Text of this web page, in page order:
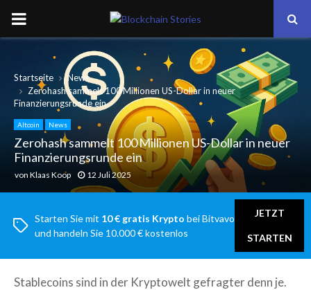
PRIMARY
MENU
Startseite
News
Zerohash sammelt 100 Millionen US-Dollar in neuer
Finanzierungsrunde ein
Altcoin News
Zerohash sammelt 100 Millionen US-Dollar in neuer
Finanzierungsrunde ein
von Klaas Koop 12 Juli 2025
Starten Sie mit 10 € gratis Krypto bei Bitvavo
und handeln Sie 10.000 € kostenlos
JETZT
STARTEN
Stablecoins sind in der Kryptowelt gefragter denn je.